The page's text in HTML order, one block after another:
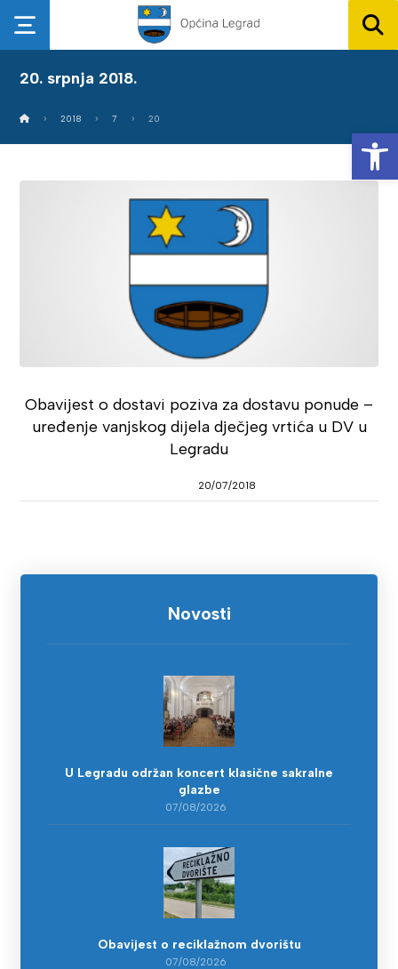
20. srpnja 2018.
2018 7 20
Obavijest o dostavi poziva za dostavu ponude –
uređenje vanjskog dijela dječjeg vrtića u DV u
Legradu
20/07/2018
Novosti
U Legradu održan koncert klasične sakralne
glazbe
07/08/2026
Obavijest o reciklažnom dvorištu
07/08/2026